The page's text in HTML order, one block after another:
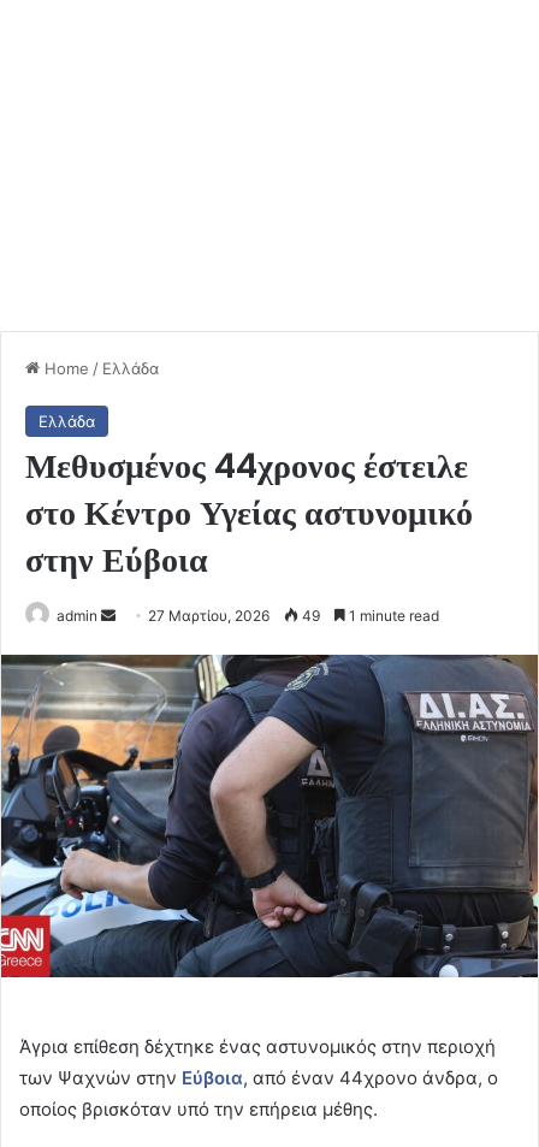
Home / Ελλάδα
Ελλάδα
Μεθυσμένος 44χρονος έστειλε
στο Κέντρο Υγείας αστυνομικό
στην Εύβοια
admin
Send
email
27 Μαρτίου, 2026 49 1 minute read
Άγρια επίθεση δέχτηκε ένας αστυνομικός στην περιοχή
των Ψαχνών στην Εύβοια, από έναν 44χρονο άνδρα, ο
οποίος βρισκόταν υπό την επήρεια μέθης.